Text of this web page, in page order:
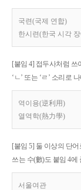
국련(국제 연합)
한시련(한국 시각
[붙임 4] 접두사처럼
‘ㄴ’ 또는 ‘ㄹ’ 소리로
역이용(逆利用)
열역학(熱力學)
[붙임 5] 둘 이상의 단
쓰는 수(數)도 붙임 4에
서울여관